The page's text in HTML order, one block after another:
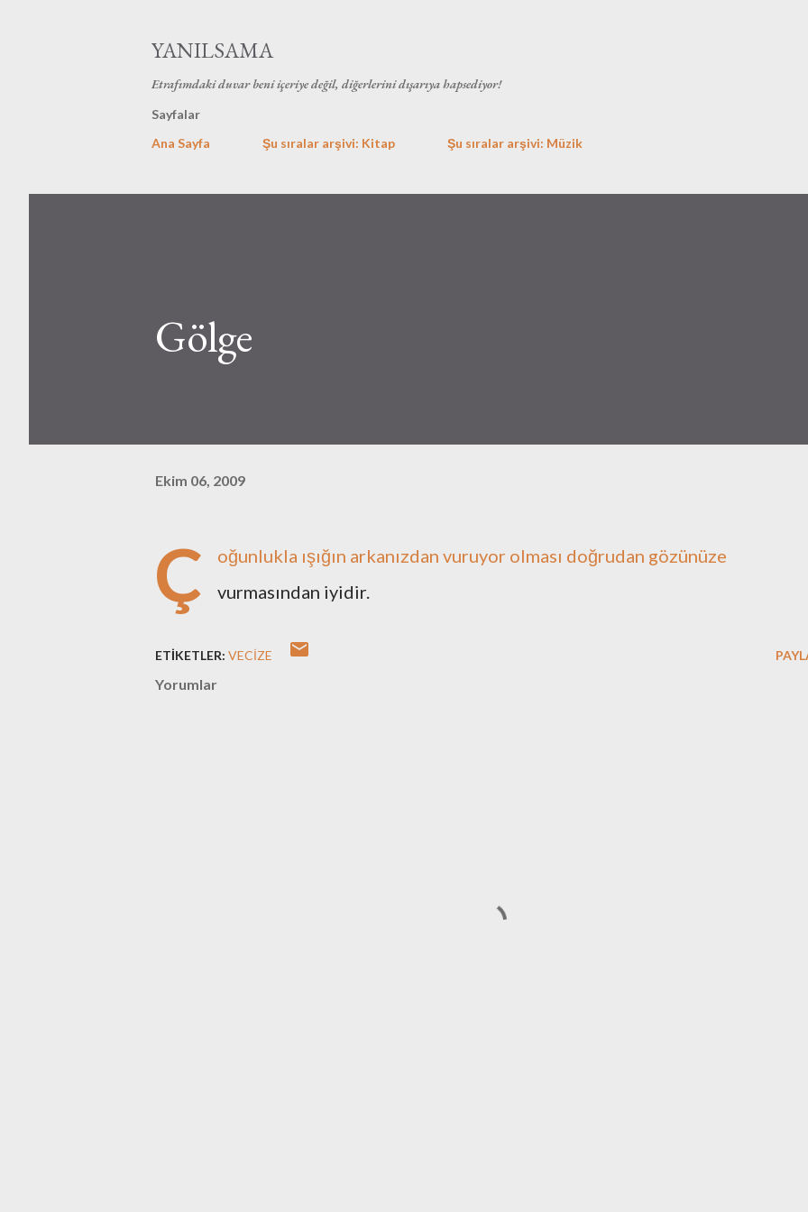
YANILSAMA
Etrafımdaki duvar beni içeriye değil, diğerlerini dışarıya hapsediyor!
Sayfalar
Ana Sayfa
Şu sıralar arşivi: Kitap Şu sıralar arşivi: Müzik
Gölge
Ekim 06, 2009
Ç
oğunlukla ışığın arkanızdan vuruyor olması doğrudan gözünüze
vurmasından iyidir.
ETIKETLER: VECIZE
Yorumlar